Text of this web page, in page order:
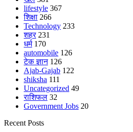
lifestyle 367
शिक्षा 266
Technology 233
शहर 231
धर्म 170
automobile 126
टेक ज्ञान 126
Ajab-Gajab 122
shiksha 111
Uncategorized 49
राशिफल 32
Government Jobs 20
Recent Posts